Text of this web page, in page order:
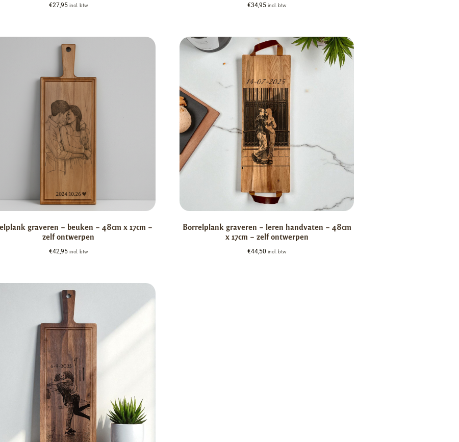
€27,95 incl. btw €34,95 incl. btw
graveren – beuken – 48cm x 17cm –
zelf ontwerpen
€42,95 incl. btw
Borrelplank graveren – leren handvaten – 48cm
x 17cm – zelf ontwerpen
€44,50 incl. btw